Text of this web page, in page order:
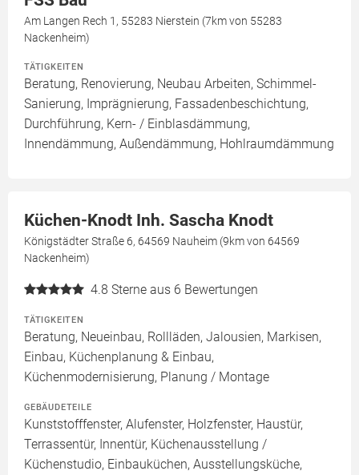
Am Langen Rech 1, 55283 Nierstein (7km von 55283
Nackenheim)
TÄTIGKEITEN
Beratung, Renovierung, Neubau Arbeiten, Schimmel-
Sanierung, Imprägnierung, Fassadenbeschichtung,
Durchführung, Kern- / Einblasdämmung,
Innendämmung, Außendämmung, Hohlraumdämmung
Küchen-Knodt Inh. Sascha Knodt
Königstädter Straße 6, 64569 Nauheim (9km von 64569
Nackenheim)
4.8 Sterne aus 6 Bewertungen
TÄTIGKEITEN
Beratung, Neueinbau, Rollläden, Jalousien, Markisen,
Einbau, Küchenplanung & Einbau,
Küchenmodernisierung, Planung / Montage
GEBÄUDETEILE
Kunststofffenster, Alufenster, Holzfenster, Haustür,
Terrassentür, Innentür, Küchenausstellung /
Küchenstudio, Einbauküchen, Ausstellungsküche,